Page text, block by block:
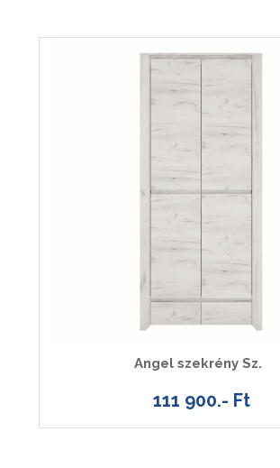
Angel szekrény Sz.
111 900.- Ft